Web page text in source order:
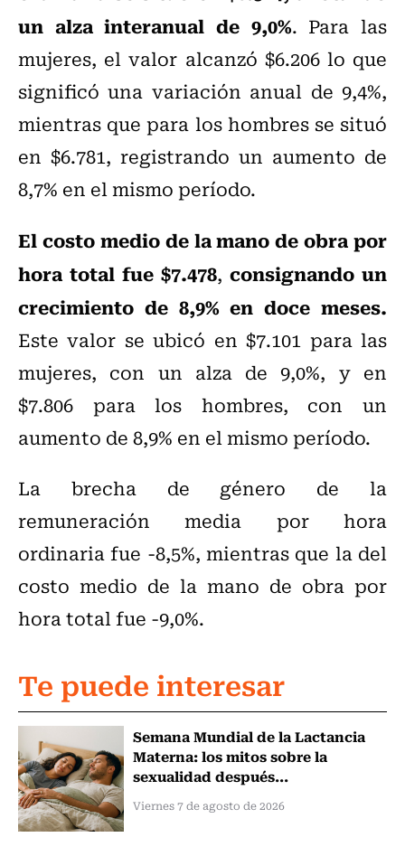
un alza interanual de 9,0%. Para las
mujeres, el valor alcanzó $6.206 lo que
significó una variación anual de 9,4%,
mientras que para los hombres se situó
en $6.781, registrando un aumento de
8,7% en el mismo período.
El costo medio de la mano de obra por
hora total fue $7.478, consignando un
crecimiento de 8,9% en doce meses.
Este valor se ubicó en $7.101 para las
mujeres, con un alza de 9,0%, y en
$7.806 para los hombres, con un
aumento de 8,9% en el mismo período.
La brecha de género de la
remuneración media por hora
ordinaria fue -8,5%, mientras que la del
costo medio de la mano de obra por
hora total fue -9,0%.
Te puede interesar
Semana Mundial de la Lactancia
Materna: los mitos sobre la
sexualidad después...
Viernes 7 de agosto de 2026